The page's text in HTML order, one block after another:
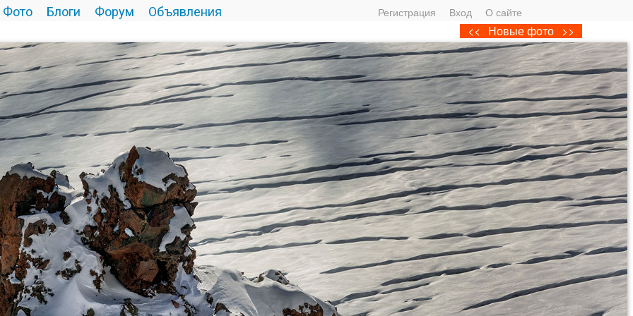
Фото Блоги Форум Объявления Регистрация Вход О сайте
<< Новые фото >>